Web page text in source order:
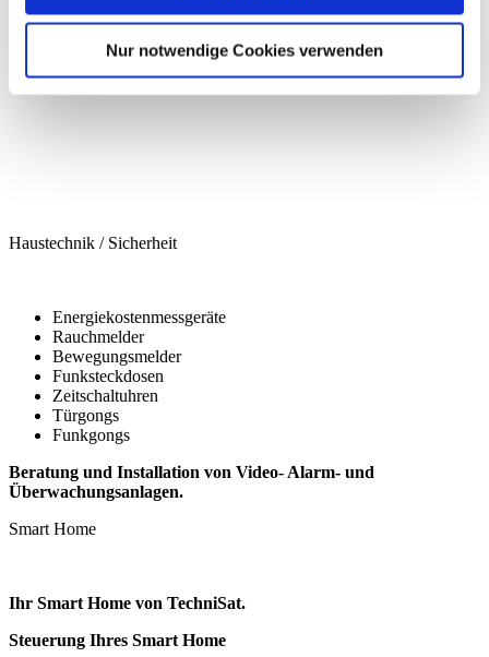
Nur notwendige Cookies verwenden
Ein Smart Home von TechniSat ist einfach und vielseitig.Zu
einem Smart Home gehören unter anderem selbst einstellende
Heizkörper, Jalousien die automatisch herunterfahren,Sensoren
erkennen wann eine Tür auf oder zu ist,
Wassersensoren
Haustechnik / Sicherheit
Energiekostenmessgeräte
Rauchmelder
Bewegungsmelder
Funksteckdosen
Zeitschaltuhren
Türgongs
Funkgongs
Beratung und Installation von Video- Alarm- und
Überwachungsanlagen.
Smart Home
Ihr Smart Home von TechniSat.
Steuerung Ihres Smart Home